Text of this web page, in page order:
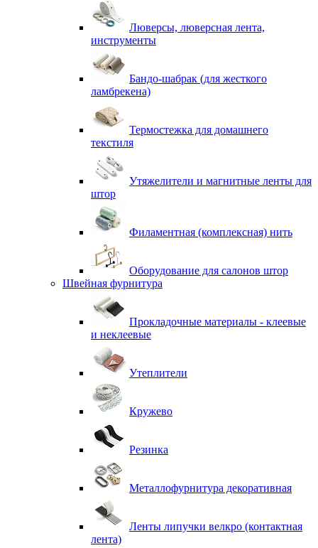
Люверсы, люверсная лента,
инструменты
Бандо-шабрак (для жесткого
ламбрекена)
Термостежка для домашнего
текстиля
Утяжелители и магнитные ленты для
штор
Филаментная (комплексная) нить
Оборудование для салонов штор
Швейная фурнитура
Прокладочные материалы - клеевые
и неклеевые
Утеплители
Кружево
Резинка
Металлофурнитура декоративная
Ленты липучки велкро (контактная
лента)